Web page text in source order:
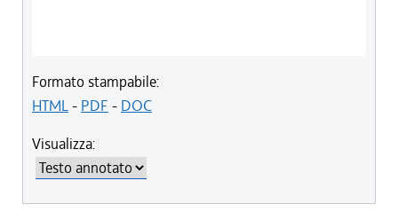
Formato stampabile:
HTML- PDF - DOC
Visualizza: